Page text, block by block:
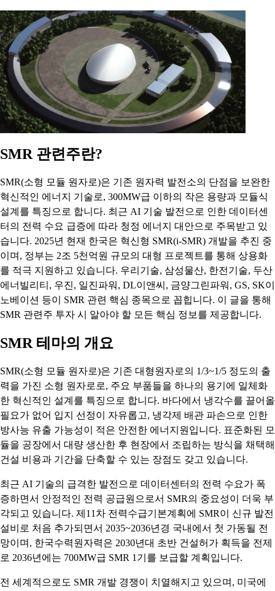
SMR 관련주란?
SMR(소형 모듈 원자로)은 기존 원자력 발전소의 단점을 보완한
혁신적인 에너지 기술로, 300MW급 이하의 작은 용량과 모듈식
설계를 특징으로 합니다. 최근 AI 기술 발전으로 인한 데이터센
터의 전력 수요 급증에 따라 청정 에너지 대안으로 주목받고 있
습니다. 2025년 현재 한국은 혁신형 SMR(i-SMR) 개발을 추진 중
이며, 정부는 2조 5천억원 규모의 대형 프로젝트를 통해 상용화
를 적극 지원하고 있습니다. 우리기술, 삼성물산, 한전기술, 두산
에너빌리티, 우진, 일진파워, DL이앤씨, 금양그린파워, GS, SK이
노베이션 등이 SMR 관련 핵심 종목으로 꼽힙니다. 이 글을 통해
SMR 관련주 투자 시 알아야 할 모든 핵심 정보를 제공합니다.
SMR 테마의 개요
SMR(소형 모듈 원자로)은 기존 대형원자로의 1/3~1/5 정도의 출
력을 가진 소형 원자로로, 주요 부품들을 하나의 용기에 일체화
한 혁신적인 설계를 특징으로 합니다. 바다에서 냉각수를 끌어올
필요가 없어 입지 선정이 자유롭고, 냉각제 배관 파손으로 인한
방사능 유출 가능성이 적은 안전한 에너지원입니다. 표준화된 모
듈을 공장에서 대량 생산한 후 현장에서 조립하는 방식을 채택해
건설 비용과 기간을 단축할 수 있는 장점도 갖고 있습니다.
최근 AI 기술의 급격한 발전으로 데이터센터의 전력 수요가 폭
증하면서 안정적인 전력 공급원으로서 SMR의 중요성이 더욱 부
각되고 있습니다. 제11차 전력수급기본계획에 SMR이 신규 발전
설비로 처음 추가되면서 2035~2036년경 국내에서 첫 가동될 전
망이며, 한국수력원자력은 2030년대 초반 건설허가 획득을 전제
로 2036년에는 700MW급 SMR 1기를 보급할 계획입니다.
전 세계적으로도 SMR 개발 경쟁이 치열해지고 있으며, 미국에